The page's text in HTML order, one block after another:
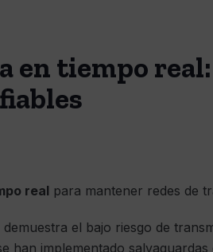
en tiempo
real para mantener redes de
el bajo riesgo de
han implementado